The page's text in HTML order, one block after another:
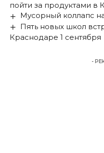
пойти за продуктами в
Мусорный коллапс
Пять новых школ
Краснодаре 1 сентября
-